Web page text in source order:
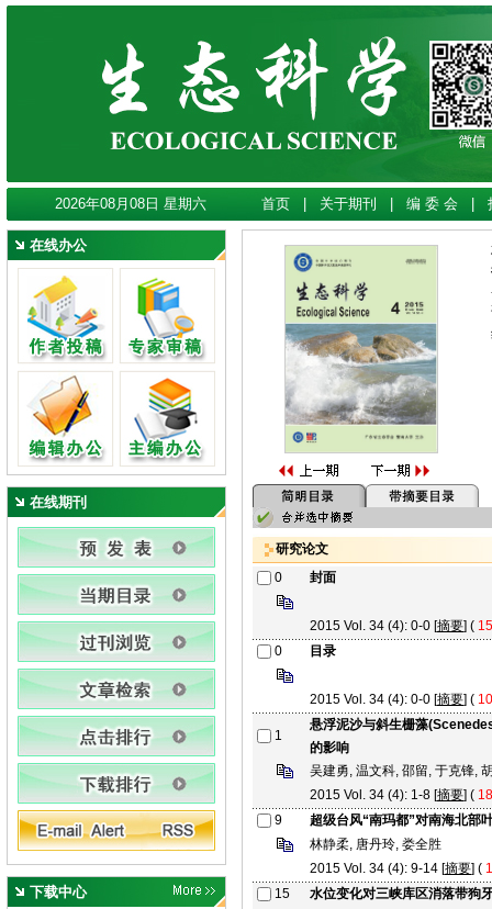
2026年08月08日 星期六 首页 关于期刊 编 委 会
在线办公
在线期刊
下载中心
研究论文
0
封面
2015 Vol. 34 (4): 0-0 [摘要] (
0
目录
2015 Vol. 34 (4): 0-0 [摘要] (
1
悬浮泥沙与斜生栅藻
的影响
吴建勇, 温文科, 邵留, 于克锋,
2015 Vol. 34 (4): 1-8 [摘要] (
9
超级台风“南玛都”对南海北部
林静柔, 唐丹玲, 娄全胜
2015 Vol. 34 (4): 9-14 [摘要] (
15
水位变化对三峡库区消落带狗